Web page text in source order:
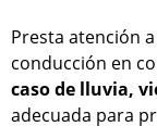
Presta atención
conducción en
caso de lluvia,
adecuada para